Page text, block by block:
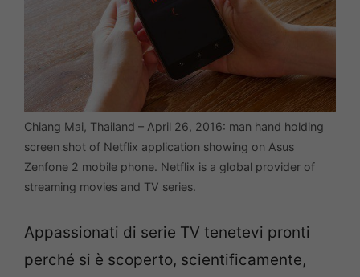
Chiang Mai, Thailand – April 26, 2016: man hand holding
screen shot of Netflix application showing on Asus
Zenfone 2 mobile phone. Netflix is a global provider of
streaming movies and TV series.
Appassionati di serie TV tenetevi pronti
perché si è scoperto, scientificamente,